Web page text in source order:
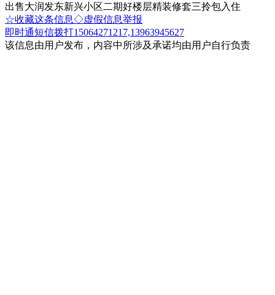
出售大润发东新兴小区二期好楼层精装修套三拎包入住
☆收藏这条信息◇虚假信息举报
即时通短信拨打15064271217,13963945627
该信息由用户发布，内容中所涉及承诺均由用户自行负责